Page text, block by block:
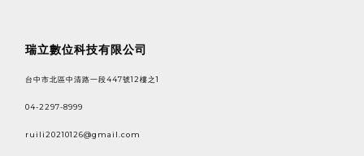
瑞立數位科技有限公司
台中市北區中清路一段447號12樓之1
04-2297-8999
ruili20210126@gmail.com